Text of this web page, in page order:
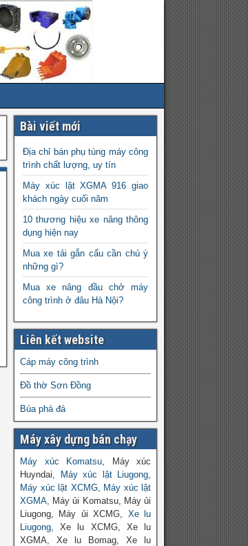
Bài viết mới
Địa chỉ bán phụ tùng máy công
trình chất lượng, uy tín
Máy xúc lật XGMA 916 giao
khách ngày cuối năm
10 thương hiệu xe nâng thông
dụng hiện nay
Mua xe tải gắn cẩu cần chú ý
những gì?
Mua xe nâng đầu chở máy
công trình ở đâu Hà Nội?
Liên kết website
Cáp máy công trình
Đồ thờ Sơn Đồng
Búa phá đá
Máy xây dựng bán chạy
Máy xúc Komatsu, Máy xúc
Huyndai,
Máy xúc lật Liugong,
Máy xúc lật XCMG, Máy xúc lật
XGMA, Máy ủi Komatsu, Máy ủi
Liugong, Máy ủi XCMG, Xe lu
Liugong, Xe lu XCMG, Xe lu
XGMA, Xe lu Bomag, Xe lu